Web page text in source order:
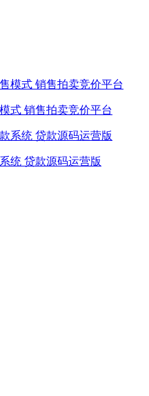
式 销售拍卖竞价平台
统 贷款源码运营版